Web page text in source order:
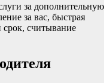
за дополнительную
за вас, быстрая
считывание